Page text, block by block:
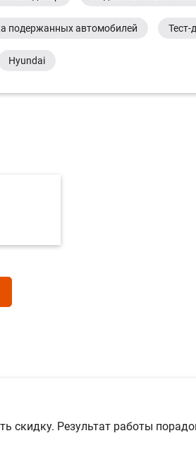
подержанных автомобилей Тест-
Hyundai
скидку. Результат работы